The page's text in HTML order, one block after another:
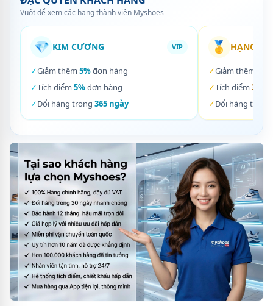
Vuốt để xem các hạng thành viên Myshoes
💎 KIM CƯƠNG VIP
✓Giảm thêm 5%đơn hàng
✓Tích điểm 5%đơn hàng
✓Đổi hàng trong 365 ngày
🥇 HẠNG
✓Giảm thêm
✓Tích điểm 3%
✓Đổi hàng trong